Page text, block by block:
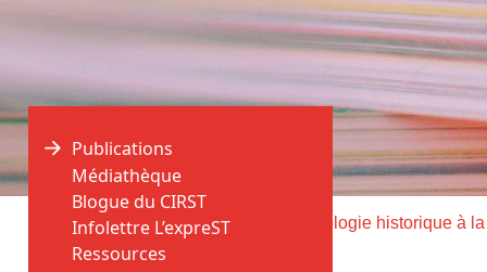
Accueil > Publications >
Publications
Médiathèque
Blogue du CIRST
Infolettre L’expreST
Ressources